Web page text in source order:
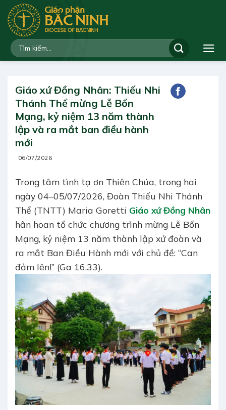
qua
dung
Giáo xứ Đồng Nhân: Thiếu Nhi
Thánh Thể mừng Lễ Bổn
Mạng, kỷ niệm 13 năm thành
lập và ra mắt ban điều hành
mới
06/07/2026
Trong tâm tình tạ ơn Thiên Chúa, trong hai
ngày 04–05/07/2026, Đoàn Thiếu Nhi Thánh
Thể (TNTT) Maria Goretti Giáo xứ Đồng Nhân
hân hoan tổ chức chương trình mừng Lễ Bổn
Mạng, kỷ niệm 13 năm thành lập xứ đoàn và
ra mắt Ban Điều Hành mới với chủ đề: “Can
đảm lên!” (Ga 16,33).